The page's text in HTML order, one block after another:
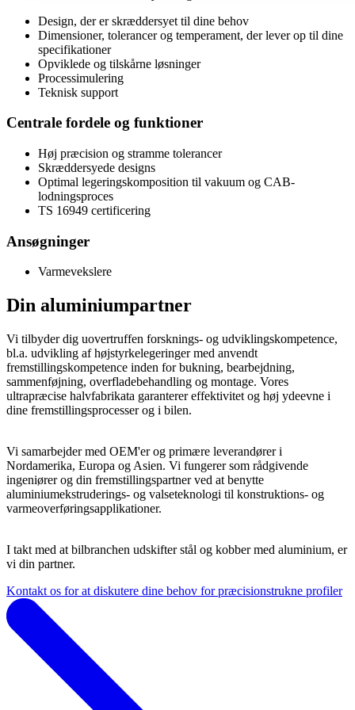
Design, der er skræddersyet til dine behov
Dimensioner, tolerancer og temperament, der lever op til dine
specifikationer
Opviklede og tilskårne løsninger
Processimulering
Teknisk support
Centrale fordele og funktioner
Høj præcision og stramme tolerancer
Skræddersyede designs
Optimal legeringskomposition til vakuum og CAB-
lodningsproces
TS 16949 certificering
Ansøgninger
Varmevekslere
Din aluminiumpartner
Vi tilbyder dig uovertruffen forsknings- og udviklingskompetence,
bl.a. udvikling af højstyrkelegeringer med anvendt
fremstillingskompetence inden for bukning, bearbejdning,
sammenføjning, overfladebehandling og montage. Vores
ultrapræcise halvfabrikata garanterer effektivitet og høj ydeevne i
dine fremstillingsprocesser og i bilen.
Vi samarbejder med OEM'er og primære leverandører i
Nordamerika, Europa og Asien. Vi fungerer som rådgivende
ingeniører og din fremstillingspartner ved at benytte
aluminiumekstruderings- og valseteknologi til konstruktions- og
varmeoverføringsapplikationer.
I takt med at bilbranchen udskifter stål og kobber med aluminium, er
vi din partner.
Kontakt os for at diskutere dine behov for præcisionstrukne profiler